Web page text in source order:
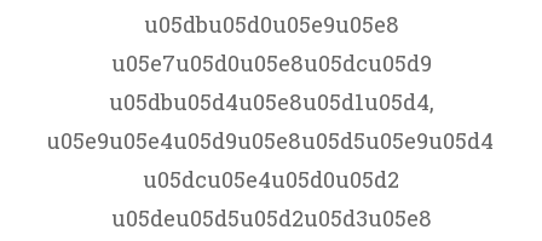
u05dbu05d0u05e9u05e8
u05e7u05d0u05e8u05dcu05d9
u05dbu05d4u05e8u05d1u05d4,
u05e9u05e4u05d9u05e8u05d5u05e9u05d4
u05dcu05e4u05d0u05d2
u05deu05d5u05d2u05d3u05e8